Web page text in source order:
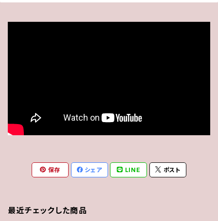
保存 シェア LINE ポスト
最近チェックした商品